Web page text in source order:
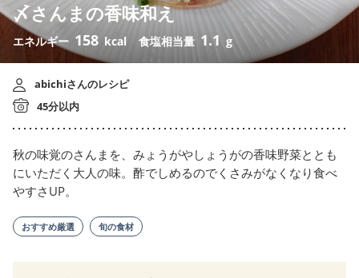
〆さんまの香味和え
エネルギー 158 kcal 食塩相当量 1.1 g
abichiさんのレシピ
45分以内
秋の味覚のさんまを、みょうがやしょうがの香味野菜ととも
にいただく大人の味。酢でしめるのでくさみがなくなり食べ
やすさUP。
おすすめ厳選 旬の食材